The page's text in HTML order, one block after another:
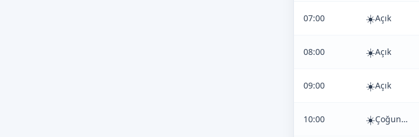
07:00 ☀️Açık
08:00 ☀️Açık
09:00 ☀️Açık
10:00 ☀️ Çoğunlukla Açık